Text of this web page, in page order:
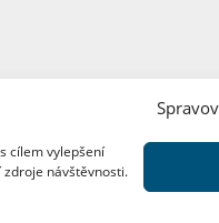
cílem vylepšení
návštěvnosti.